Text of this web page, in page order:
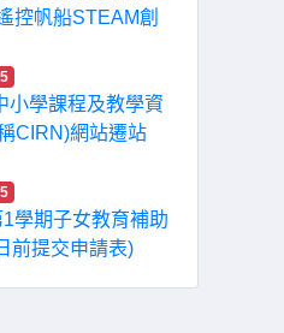
控帆船STEAM創
小學課程及教學資
CIRN)網站遷站
學期子女教育補助
前提交申請表)